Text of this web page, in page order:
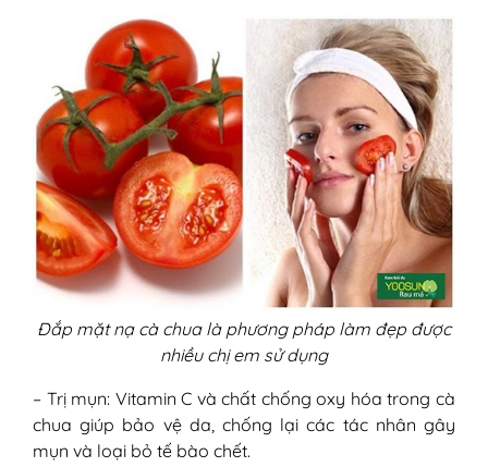
III - Những lưu ý khi đắp mặt nạ từ cà chua
1. Tại sao đắp mặt nạ cà chua bị
ngứa?
2. Đắp mặt nạ cà chua bao nhiêu
phút là nhiều nhất?
3. Có nên đắp mặt nạ cà chua hàng
ngày?
Đắp mặt nạ cà chua là phương pháp làm đẹp được
nhiều chị em sử dụng
– Trị mụn: Vitamin C và chất chống oxy hóa trong cà
chua giúp bảo vệ da, chống lại các tác nhân gây
mụn và loại bỏ tế bào chết.